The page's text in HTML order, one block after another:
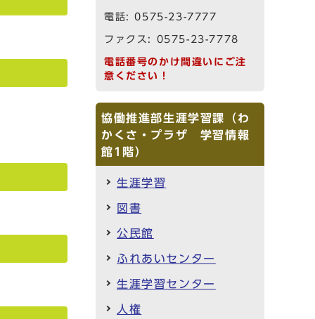
電話:0575-23-7777
ファクス: 0575-23-7778
電話番号のかけ間違いにご注
意ください！
協働推進部生涯学習課（わ
かくさ・プラザ 学習情報
館1階）
生涯学習
図書
公民館
ふれあいセンター
生涯学習センター
人権